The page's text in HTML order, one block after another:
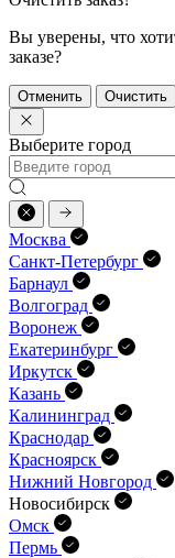
Вы уверены, что
заказе?
Отменить Очистить
Выберите город
Москва
Санкт-Петербург
Барнаул
Волгоград
Воронеж
Екатеринбург
Иркутск
Казань
Калининград
Краснодар
Красноярск
Нижний Новгород
Новосибирск
Омск
Пермь